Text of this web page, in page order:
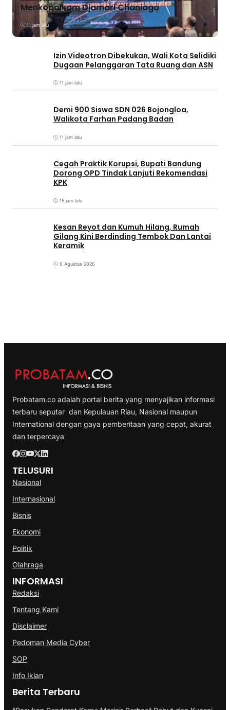
Menkopolkam Djamari Chaniago
11 jam lalu
Izin Videotron Dibekukan, Wali Kota Selidiki
Dugaan Pelanggaran Tata Ruang dan ASN
11 jam lalu
Demi 900 Siswa SDN 026 Bojongloa,
Walikota Farhan Padang Badan
11 jam lalu
Cegah Praktik Korupsi, Bupati Bandung
Dorong OPD Tindak Lanjuti Rekomendasi
KPK
15 jam lalu
Kesan Reyot dan Kumuh Hilang, Rumah
Gilang Kini Berdinding Tembok Dan Lantai
Keramik
6 Agustus 2026
Probatam.co adalah portal berita yang menyajikan informasi
terbaru seputar dan Kepulauan Riau, Nasional maupun
International dengan gaya pemberitaan yang cepat, akurat
dan terpercaya
TELUSURI
Nasional
Internasional
Bisnis
Ekonomi
Politik
Olahraga
INFORMASI
Redaksi
Tentang Kami
Disclaimer
Pedoman Media Cyber
SOP
Info Iklan
Berita Terbaru